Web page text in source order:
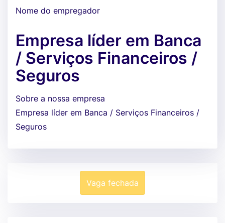
Nome do empregador
Empresa líder em Banca
/ Serviços Financeiros /
Seguros
Sobre a nossa empresa
Empresa líder em Banca / Serviços Financeiros /
Seguros
Vaga fechada